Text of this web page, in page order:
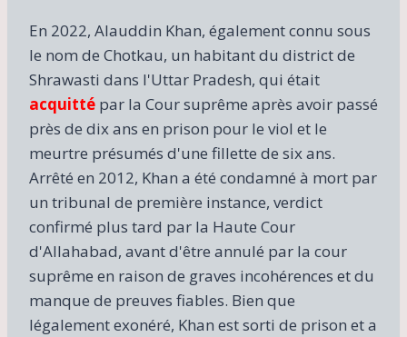
En 2022, Alauddin Khan, également connu sous
le nom de Chotkau, un habitant du district de
Shrawasti dans l'Uttar Pradesh, qui était
acquitté par la Cour suprême après avoir passé
près de dix ans en prison pour le viol et le
meurtre présumés d'une fillette de six ans.
Arrêté en 2012, Khan a été condamné à mort par
un tribunal de première instance, verdict
confirmé plus tard par la Haute Cour
d'Allahabad, avant d'être annulé par la cour
suprême en raison de graves incohérences et du
manque de preuves fiables. Bien que
légalement exonéré, Khan est sorti de prison et a